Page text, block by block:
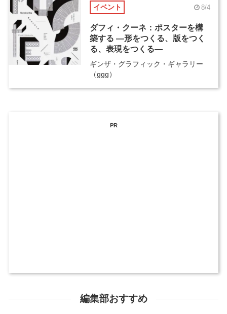
イベント 8/4
ダフィ・クーネ：ポスターを構
築する ―形をつくる、版をつく
る、表現をつくる―
ギンザ・グラフィック・ギャラリー
（ggg）
PR
編集部おすすめ